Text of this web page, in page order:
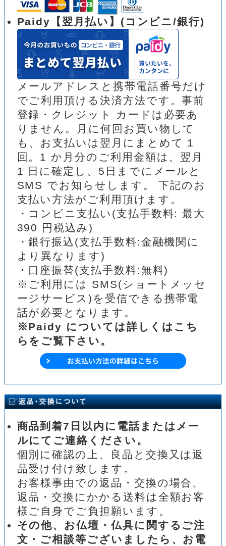
Paidy【翌月払い】(コンビニ/銀行)
メールアドレスと携帯電話番号だけ
でご利用頂ける決済方法です。事前
登録・クレジット カードは必要あ
りません。月に何回お買い物して
も、お支払いは翌月にまとめて 1
回。1 か月分のご利用金額は、翌月
1 日に確定し、5日までにメールと
SMS でお知らせします。 下記のお
支払い方法がご利用頂けます。
・コンビニ支払い(支払手数料: 最大
390 円税込み)
・銀行振込(支払手数料:金融機関に
より異なります)
・口座振替(支払手数料:無料)
※ご利用には SMS(ショートメッセ
ージサービス)を受信できる携帯電
話が必要となります。
※Paidy については詳しくはこち
らをご覧下さい。
商品到着7日以内に電話またはメー
ルにてご連絡ください。
個別に確認の上、良品と交換又は返
品受け付け致します。
お客様事由での返品・交換の場合、
返品・交換にかかる送料は全額お客
様ご自身でご負担願います。
その他、お仏壇・仏具に関するご注
文・ご相談等ございましたら、お電